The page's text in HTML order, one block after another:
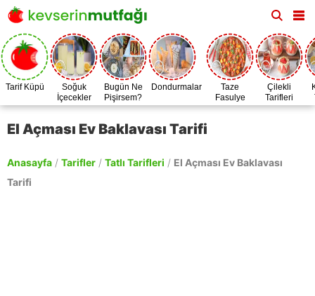
Tarif Küpü
Soğuk
İçecekler
Bugün Ne
Pişirsem?
Dondurmalar
Taze
Fasulye
Zamanı
Çilekli
Tarifleri
El Açması Ev Baklavası Tarifi
Anasayfa / Tarifler / Tatlı Tarifleri / El Açması Ev Baklavası
Tarifi